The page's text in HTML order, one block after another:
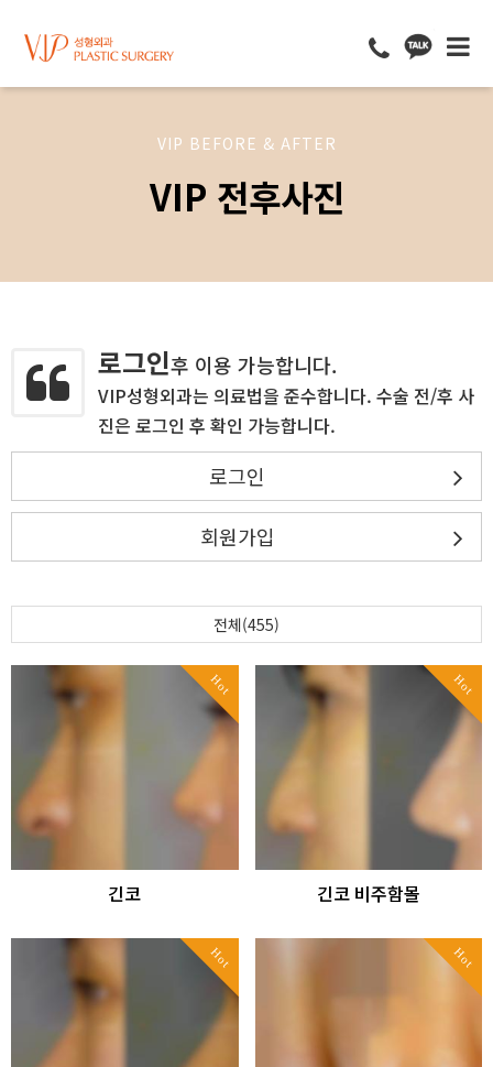
VIP BEFORE & AFTER
VIP 전후사진
로그인후 이용 가능합니다.
VIP성형외과는 의료법을 준수합니다. 수술 전/후 사
진은 로그인 후 확인 가능합니다.
로그인
회원가입
전체(455)
Hot
긴코
Hot
긴코 비주함몰
Hot Hot